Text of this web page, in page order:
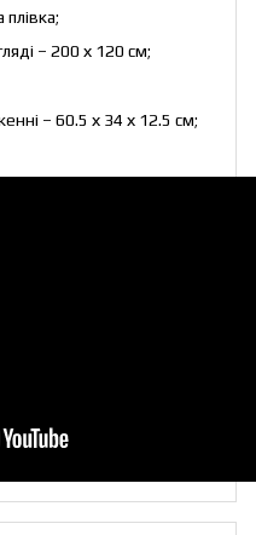
плівка;
– 200 х 120 см;
– 60.5 х 34 х 12.5 см;